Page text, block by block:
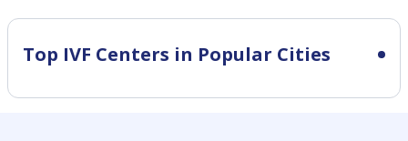
Top IVF Centers in Popular Cities